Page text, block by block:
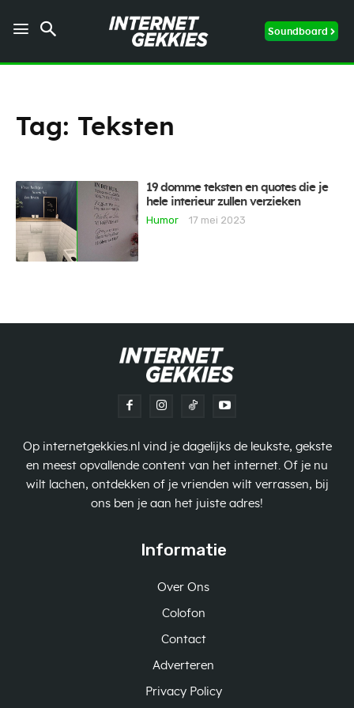
Soundboard
Tag: Teksten
19 domme teksten en quotes die je
hele interieur zullen verzieken
Humor
17 mei 2023
Op internetgekkies.nl vind je dagelijks de leukste, gekste
en meest opvallende content van het internet. Of je nu
wilt lachen, ontdekken of je vrienden wilt verrassen, bij
ons ben je aan het juiste adres!
Informatie
Over Ons
Colofon
Contact
Adverteren
Privacy Policy